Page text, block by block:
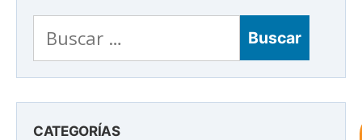
Buscar:
CATEGORÍAS
astu
exportar importa